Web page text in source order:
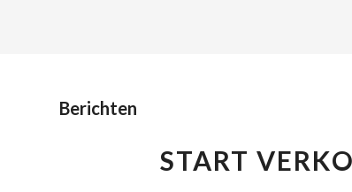
Berichten
START